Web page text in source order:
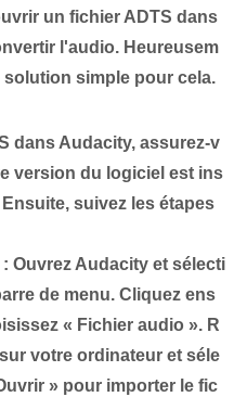
un fichier ADTS dans
l'audio. Heureusem
simple pour cela.
dans Audacity, assurez-v
version du logiciel est ins
suivez les étapes
Ouvrez Audacity et sélecti
de menu. Cliquez ens
« Fichier audio ». R
votre ordinateur et séle
» pour importer le fic